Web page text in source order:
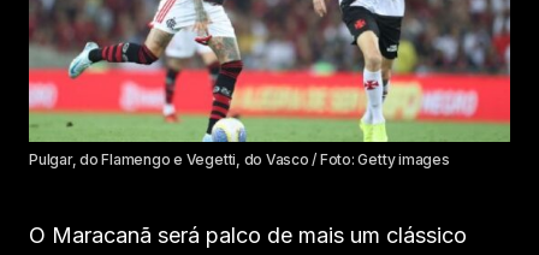
Pulgar, do Flamengo e Vegetti, do Vasco / Foto: Getty images
O Maracanã será palco de mais um clássico